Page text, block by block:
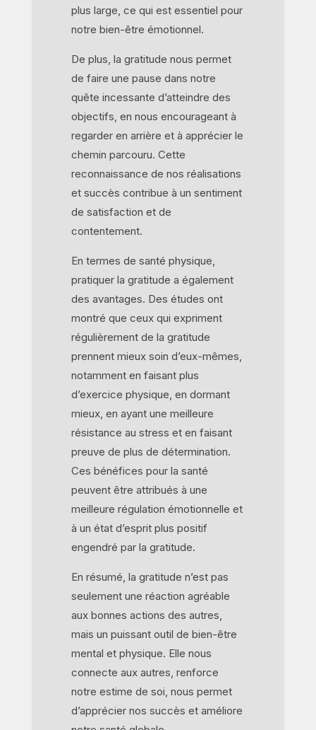
plus large, ce qui est essentiel pour
notre bien-être émotionnel.
De plus, la gratitude nous permet
de faire une pause dans notre
quête incessante d’atteindre des
objectifs, en nous encourageant à
regarder en arrière et à apprécier le
chemin parcouru. Cette
reconnaissance de nos réalisations
et succès contribue à un sentiment
de satisfaction et de
contentement.
En termes de santé physique,
pratiquer la gratitude a également
des avantages. Des études ont
montré que ceux qui expriment
régulièrement de la gratitude
prennent mieux soin d’eux-mêmes,
notamment en faisant plus
d’exercice physique, en dormant
mieux, en ayant une meilleure
résistance au stress et en faisant
preuve de plus de détermination.
Ces bénéfices pour la santé
peuvent être attribués à une
meilleure régulation émotionnelle et
à un état d’esprit plus positif
engendré par la gratitude.
En résumé, la gratitude n’est pas
seulement une réaction agréable
aux bonnes actions des autres,
mais un puissant outil de bien-être
mental et physique. Elle nous
connecte aux autres, renforce
notre estime de soi, nous permet
d’apprécier nos succès et améliore